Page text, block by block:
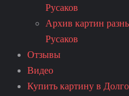
Русаков
Архив картин
Русаков
Отзывы
Видео
Купить картину в